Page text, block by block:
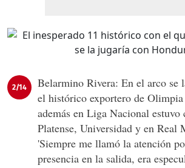
2/14
Belarmino Rivera: En el arco se
el histórico exportero de
además en Liga Nacional estuvo
Platense, Universidad y en Real
'Siempre me llamó la atención
presencia en la salida, era